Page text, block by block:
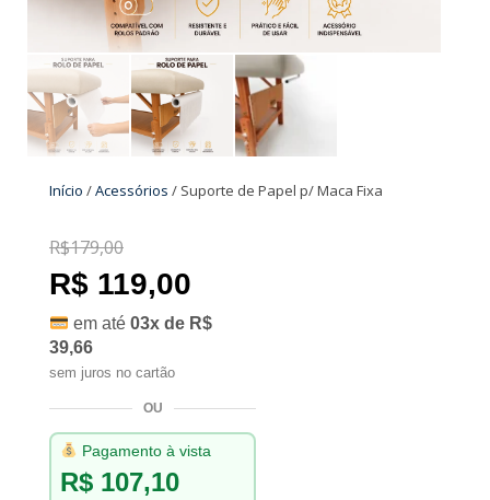
Início /Acessórios / Suporte de Papel p/ Maca Fixa
R$179,00
R$ 119,00
em até03x de R$
39,66
sem juros no cartão
OU
Pagamento à vista
R$ 107,10